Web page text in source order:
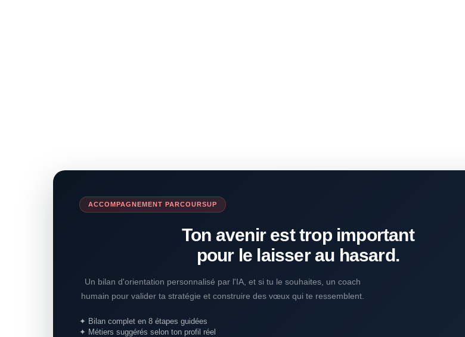
ACCOMPAGNEMENT PARCOURSUP
Ton avenir est trop important
pour le laisser au hasard.
Un bilan d'orientation personnalisé par l'IA, et si tu le souhaites, un coach
humain pour valider ta stratégie et construire des vœux qui te ressemblent.
✦ Bilan complet en 8 étapes guidées
✦ Métiers suggérés selon ton profil réel